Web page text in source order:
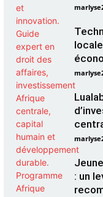
: un